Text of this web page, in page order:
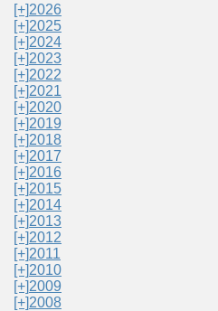
[+]2026
[+]2025
[+]2024
[+]2023
[+]2022
[+]2021
[+]2020
[+]2019
[+]2018
[+]2017
[+]2016
[+]2015
[+]2014
[+]2013
[+]2012
[+]2011
[+]2010
[+]2009
[+]2008